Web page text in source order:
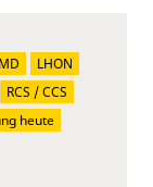
LHON
RCS / CCS
heute